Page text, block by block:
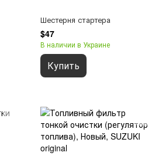
Шестерня стартера
$47
В наличии в Украине
Купить